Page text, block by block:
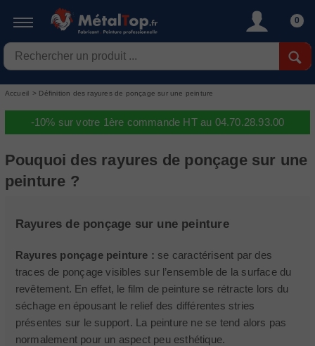
0
Accueil > Définition des rayures de ponçage sur une peinture
-10% sur votre 1ère commande HT au 04.70.28.93.00
Pouquoi des rayures de ponçage sur une
peinture ?
Rayures de ponçage sur une peinture
Rayures ponçage peinture : se caractérisent par des
traces de ponçage visibles sur l’ensemble de la surface du
revêtement. En effet, le film de peinture se rétracte lors du
séchage en épousant le relief des différentes stries
présentes sur le support. La peinture ne se tend alors pas
normalement pour un aspect peu esthétique.